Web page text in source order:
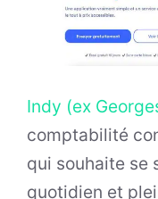
Indy (ex
comptabilité
qui souhaite se
quotidien et